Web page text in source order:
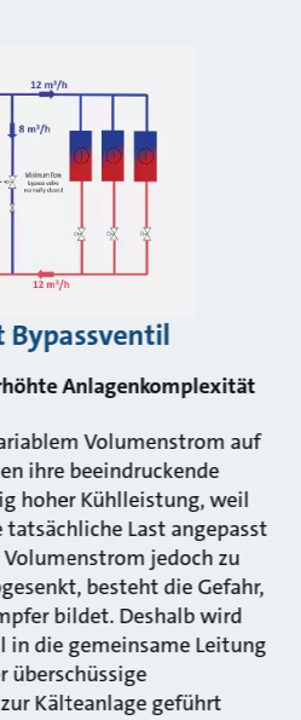
Anlagenkomplexität
Volumenstrom auf
ihre beeindruckende
hoher Kühlleistung, weil
Last angepasst
jedoch zu
besteht die Gefahr,
bildet. Deshalb wird
in die gemeinsame Leitung
überschüssige
Kälteanlage geführt